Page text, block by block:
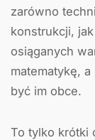
zarówno
konstrukcji,
osiąganych
matematykę,
być im obce.
To tylko krótki